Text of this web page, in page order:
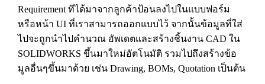
Requirement ทีได้มาจากลูกค้าป้อนลงไปในแบบฟอร์ม
หรือหน้า UI ที่เราสามารถออกแบบไว้ จากนั้นข้อมูลที่ใส่
ไปจะถูกนำไปคำนวณ อัพเดตและสร้างชิ้นงาน CAD ใน
SOLIDWORKS ขึ้นมาใหม่อัตโนมัติ รวมไปถึงสร้างข้อ
มูลอื่นๆขึ้นมาด้วย เช่น Drawing, BOMs, Quotation เป็นต้น